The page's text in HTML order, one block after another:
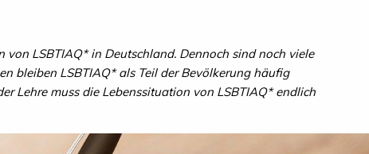
LSBTIAQ* in Deutschland. Dennoch sind noch viele
bleiben LSBTIAQ* als Teil der Bevölkerung häufig
Lehre muss die Lebenssituation von LSBTIAQ* endlich